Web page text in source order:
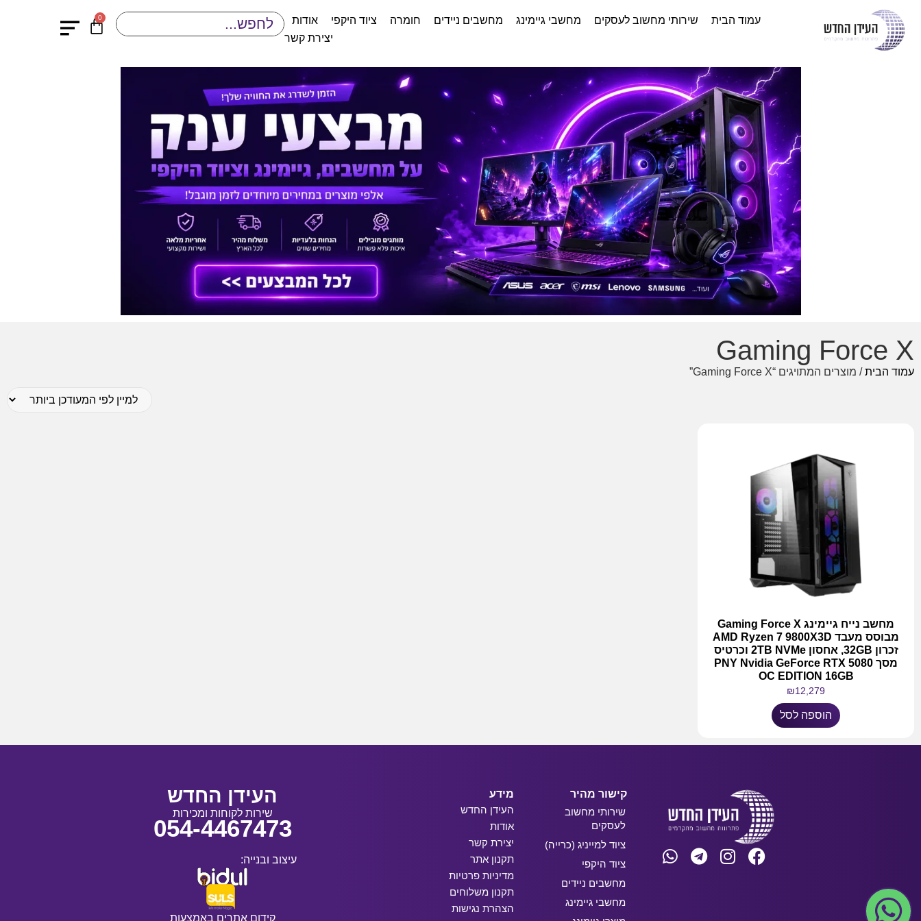
עמוד הבית שירותי מחשוב לעסקים מחשבי גיימינג מחשבים ניידים חומרה ציוד היקפי
אודות
יצירת קשר
0
Gaming Force X
עמוד הבית/ מוצרים המתויגים “Gaming Force X”
מחשב נייח גיימינג Gaming Force X
מבוסס מעבד AMD Ryzen 7 9800X3D
זכרון 32GB, אחסון 2TB NVMe וכרטיס
מסך PNY Nvidia GeForce RTX 5080
OC EDITION 16GB
₪12,279
הוספה לסל
קישור מהיר
שירותי מחשוב
לעסקים
ציוד למייניג (כרייה)
ציוד היקפי
מחשבים ניידים
מחשבי גיימינג
מידע
העידן החדש
אודות
יצירת קשר
תקנון אתר
מדיניות פרטיות
תקנון משלוחים
הצהרת נגישות
העידן החדש
שירות לקוחות ומכירות
054-4467473
עיצוב ובנייה:
קידום אתרים באמצעות